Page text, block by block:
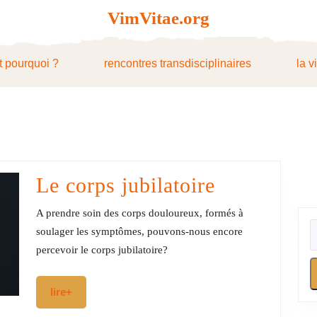
VimVitae.org
pourquoi ? rencontres transdisciplinaires la
Le corps jubilatoire
corps
jubilatoire
A prendre soin des corps douloureux, formés à
soulager les symptômes, pouvons-nous encore
percevoir le corps jubilatoire?
lire+